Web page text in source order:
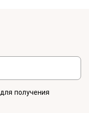
для получения